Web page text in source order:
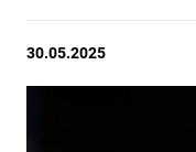
30.05.2025